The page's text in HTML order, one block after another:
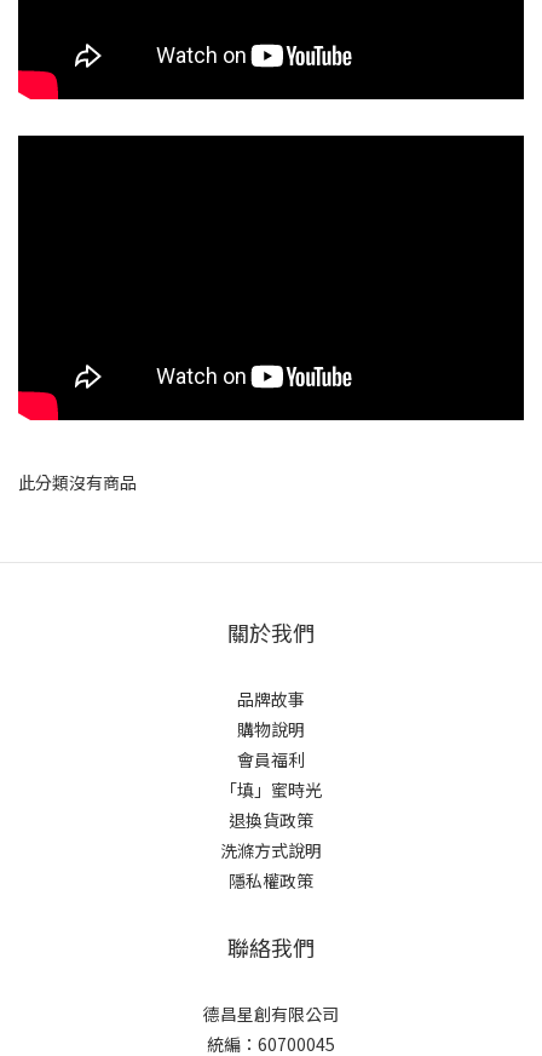
此分類沒有商品
關於我們
品牌故事
購物說明
會員福利
「填」蜜時光
退換貨政策
洗滌方式說明
隱私權政策
聯絡我們
德昌星創有限公司
統編：60700045